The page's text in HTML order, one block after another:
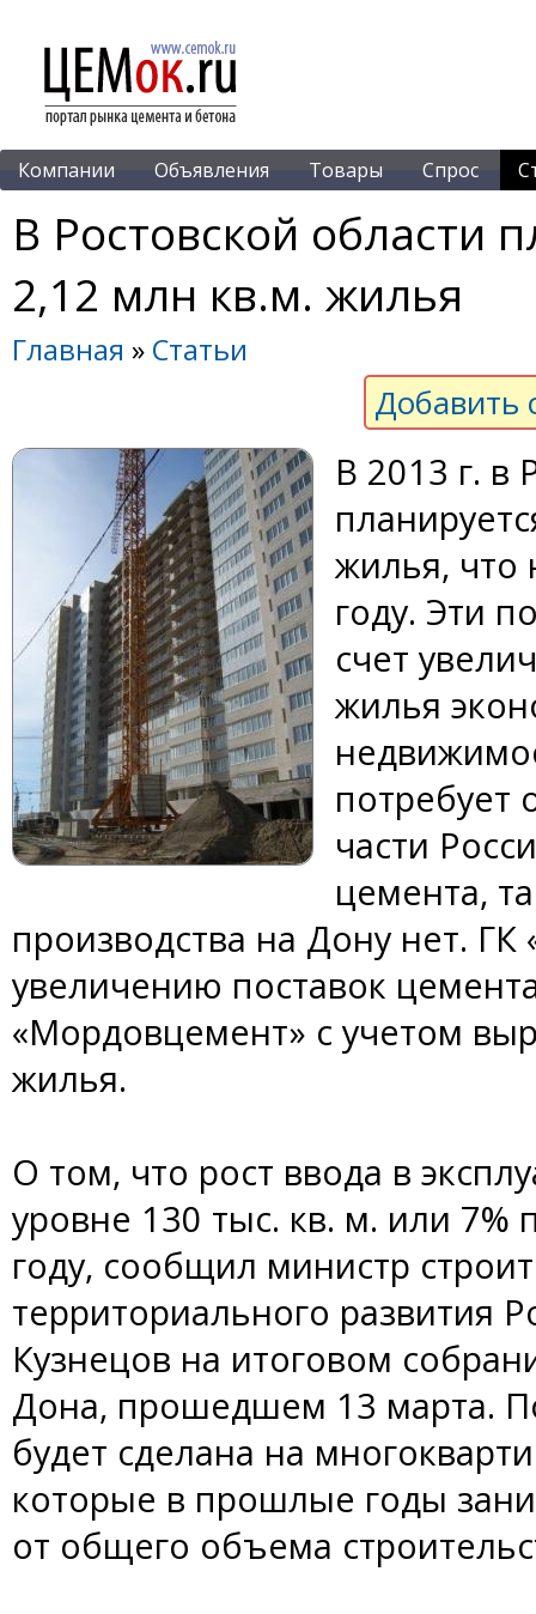
Компании Объявления Товары Спрос
В Ростовской области
2,12 млн кв.м. жилья
Главная » Статьи
Добавить
В 2013 г. в
жилья,
году. Эти
счет
жилья
потребует
части
цемента,
производства на Дону нет. ГК
увеличению поставок
«Мордовцемент» с учетом
жилья.
О том, что рост ввода в
уровне 130 тыс. кв. м. или
году, сообщил министр
территориального развития
Кузнецов на итоговом
Дона, прошедшем 13 марта.
будет сделана на
которые в прошлые годы
от общего объема